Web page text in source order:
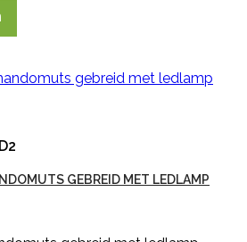
GEBREID MET LEDLAMP